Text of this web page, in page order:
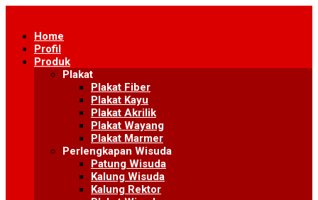
contentHome
Profil
Produk
Plakat
Plakat Fiber
Plakat Kayu
Plakat Akrilik
Plakat Wayang
Plakat Marmer
Perlengkapan Wisuda
Patung Wisuda
Kalung Wisuda
Kalung Rektor